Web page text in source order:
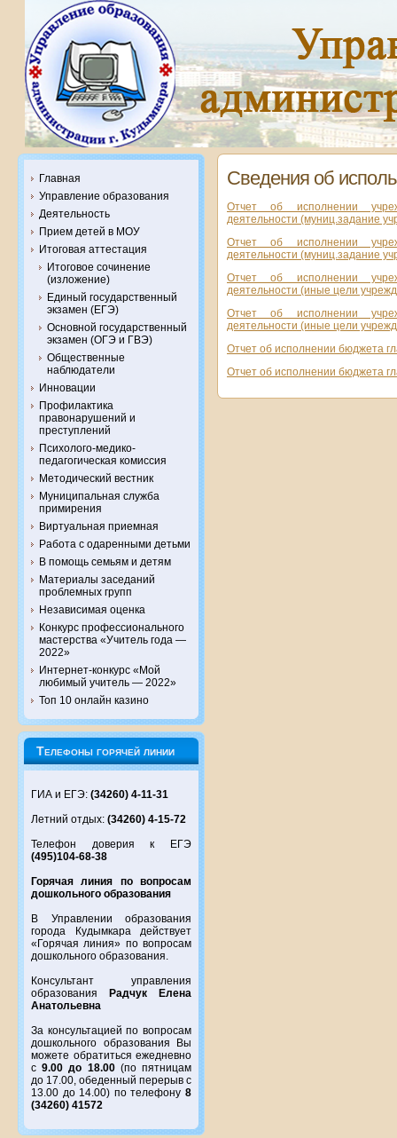
Главная
Управление образования
Деятельность
Прием детей в МОУ
Итоговая аттестация
Итоговое сочинение
(изложение)
Единый государственный
экзамен (ЕГЭ)
Основной государственный
экзамен (ОГЭ и ГВЭ)
Общественные
наблюдатели
Инновации
Профилактика
правонарушений и
преступлений
Психолого-медико-
педагогическая комиссия
Методический вестник
Муниципальная служба
примирения
Виртуальная приемная
Работа с одаренными детьми
В помощь семьям и детям
Материалы заседаний
проблемных групп
Независимая оценка
Конкурс профессионального
мастерства «Учитель года —
2022»
Интернет-конкурс «Мой
любимый учитель — 2022»
Топ 10 онлайн казино
Телефоны горячей линии
ГИА и ЕГЭ: (34260) 4-11-31
Летний отдых: (34260) 4-15-72
Телефон доверия к ЕГЭ
(495)104-68-38
Горячая линия по вопросам
дошкольного образования
В Управлении образования
города Кудымкара действует
«Горячая линия» по вопросам
дошкольного образования.
Консультант управления
образования
Радчук Елена
Анатольевна
За консультацией по вопросам
дошкольного образования Вы
можете обратиться ежедневно
с9.00 до 18.00(по пятницам
до 17.00, обеденный перерыв с
13.00 до 14.00) по телефону 8
(34260) 41572
Сведения об
Отчет об исполнении
деятельности (муниц.задание
Отчет об исполнении
деятельности (муниц.задание
Отчет об исполнении
деятельности (иные цели
Отчет об исполнении
деятельности (иные цели
Отчет об исполнении бюджета
Отчет об исполнении бюджета